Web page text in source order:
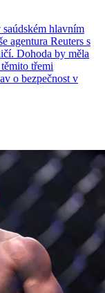
hlavním
agentura Reuters s
Dohoda by měla
třemi
o bezpečnost v